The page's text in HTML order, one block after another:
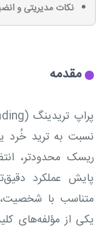
نکات مدیریتی و
مقدمه
نسبت به ترید خُرد
ریسک محدودتر،
پایش عملکرد
متناسب با